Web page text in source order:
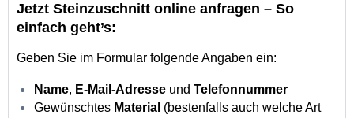
Jetzt Steinzuschnitt online anfragen – So
einfach geht’s:
Geben Sie im Formular folgende Angaben ein:
Name, E-Mail-Adresse und Telefonnummer
Gewünschtes Material (bestenfalls auch welche Art